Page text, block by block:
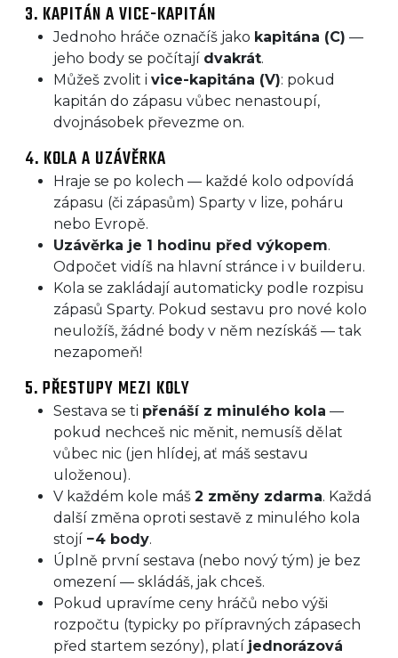
3. KAPITÁN A VICE-KAPITÁN
Jednoho hráče označíš jako kapitána (C) —
jeho body se počítají dvakrát.
Můžeš zvolit ivice-kapitána (V): pokud
kapitán do zápasu vůbec nenastoupí,
dvojnásobek převezme on.
4. KOLA A UZÁVĚRKA
Hraje se po kolech — každé kolo odpovídá
zápasu (či zápasům) Sparty v lize, poháru
nebo Evropě.
Uzávěrka je 1 hodinu před výkopem.
Odpočet vidíš na hlavní stránce i v builderu.
Kola se zakládají automaticky podle rozpisu
zápasů Sparty. Pokud sestavu pro nové kolo
neuložíš, žádné body v něm nezískáš — tak
nezapomeň!
5. PŘESTUPY MEZI KOLY
Sestava se ti přenáší z minulého kola —
pokud nechceš nic měnit, nemusíš dělat
vůbec nic (jen hlídej, ať máš sestavu
uloženou).
V každém kole máš2 změny zdarma. Každá
další změna oproti sestavě z minulého kola
stojí −4 body.
Úplně první sestava (nebo nový tým) je bez
omezení — skládáš, jak chceš.
Pokud upravíme ceny hráčů nebo výši
rozpočtu (typicky po přípravných zápasech
před startem sezóny), platí jednorázová